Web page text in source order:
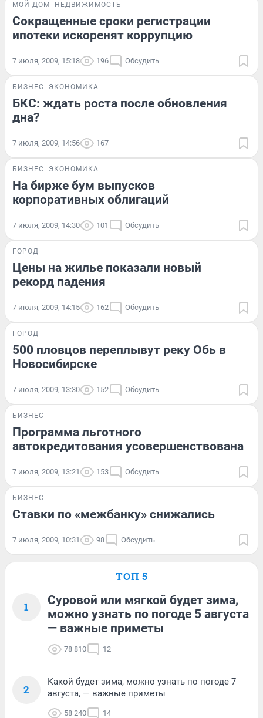
МОЙ ДОМ НЕДВИЖИМОСТЬ
Сокращенные сроки регистрации
ипотеки искоренят коррупцию
7 июля, 2009, 15:18 196 Обсудить
БИЗНЕС ЭКОНОМИКА
БКС: ждать роста после обновления
дна?
7 июля, 2009, 14:56 167
БИЗНЕС ЭКОНОМИКА
На бирже бум выпусков
корпоративных облигаций
7 июля, 2009, 14:30 101 Обсудить
ГОРОД
Цены на жилье показали новый
рекорд падения
7 июля, 2009, 14:15 162 Обсудить
ГОРОД
500 пловцов переплывут реку Обь в
Новосибирске
7 июля, 2009, 13:30 152 Обсудить
БИЗНЕС
Программа льготного
автокредитования усовершенствована
7 июля, 2009, 13:21 153 Обсудить
БИЗНЕС
Ставки по «межбанку» снижались
7 июля, 2009, 10:31 98 Обсудить
ТОП 5
1
Суровой или мягкой будет зима,
можно узнать по погоде 5 августа
— важные приметы
78 810 12
2
Какой будет зима, можно узнать по погоде 7
августа, — важные приметы
58 240 14